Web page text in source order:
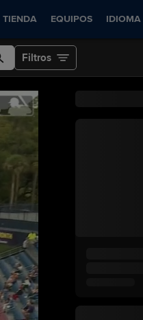
TIENDA EQUIPOS IDIOMA
Filtros